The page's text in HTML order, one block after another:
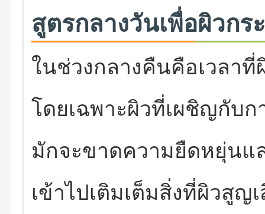
สูตรกลางวันเพื่อผิวก
ในช่วงกลางคืนคือเวลา
โดยเฉพาะผิวที่เผชิญกับ
มักจะขาดความยืดหยุ่นแ
เข้าไปเติมเต็มสิ่งที่ผิวสู